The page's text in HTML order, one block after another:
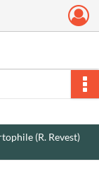
(R. Revest)